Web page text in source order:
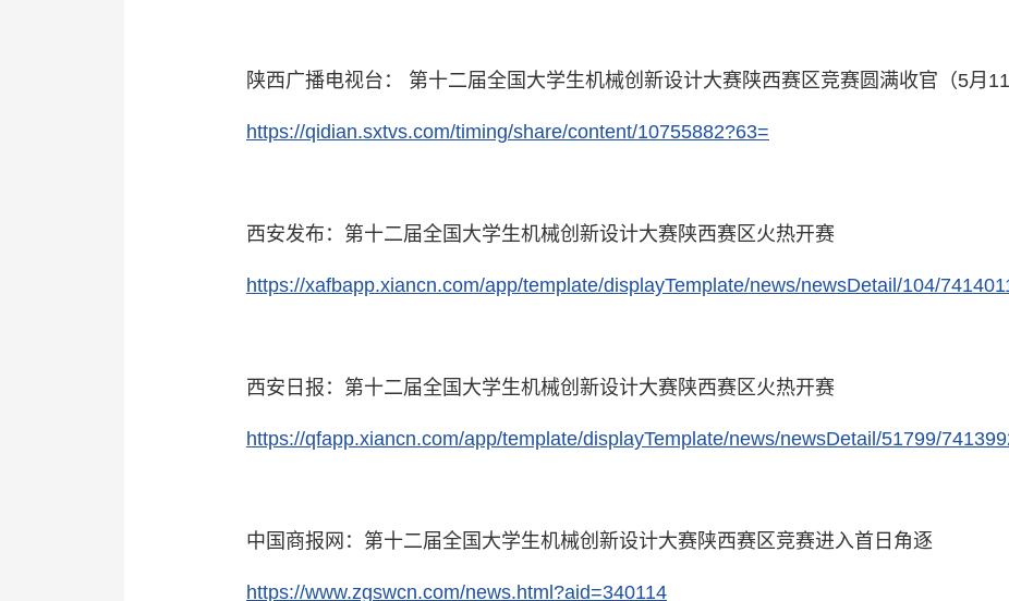
陕西广播电视台： 第十二届全国大学生机械创新设计大赛陕西赛区竞赛圆满收官（5月11
https://qidian.sxtvs.com/timing/share/content/10755882?63=
西安发布：第十二届全国大学生机械创新设计大赛陕西赛区火热开赛
https://xafbapp.xiancn.com/app/template/displayTemplate/news/newsDetail/104/
西安日报：第十二届全国大学生机械创新设计大赛陕西赛区火热开赛
https://qfapp.xiancn.com/app/template/displayTemplate/news/newsDetail/51799/
中国商报网：第十二届全国大学生机械创新设计大赛陕西赛区竞赛进入首日角逐
https://www.zgswcn.com/news.html?aid=340114